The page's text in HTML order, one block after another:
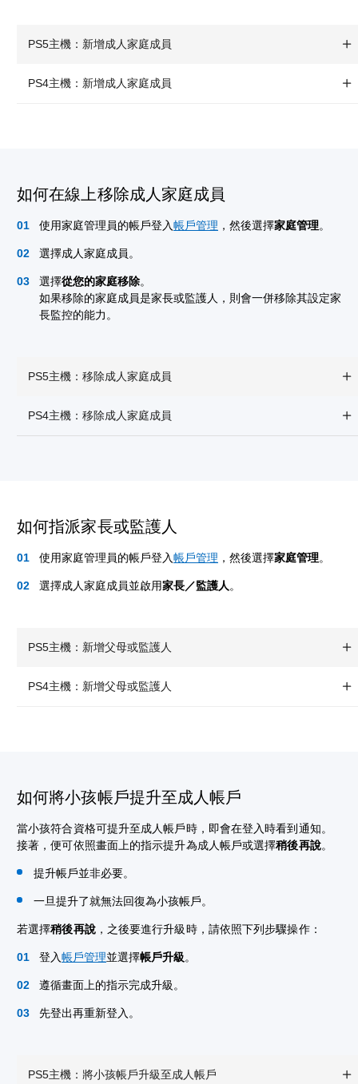
PS5主機：新增成人家庭成員
PS4主機：新增成人家庭成員
如何在線上移除成人家庭成員
使用家庭管理員的帳戶登入帳戶管理 ， 然後選擇家庭管理。
選擇成人家庭成員。
選擇從您的家庭移除。
如果移除的家庭成員是家長或監護人，則會一併移除其設定家
長監控的能力。
PS5主機：移除成人家庭成員
PS4主機：移除成人家庭成員
如何指派家長或監護人
使用家庭管理員的帳戶登入帳戶管理 ，然後選擇家庭管理。
選擇成人家庭成員並啟用家長／監護人 。
PS5主機：新增父母或監護人
PS4主機：新增父母或監護人
如何將小孩帳戶提升至成人帳戶
當小孩符合資格可提升至成人帳戶時，即會在登入時看到通知。
接著，便可依照畫面上的指示提升為成人帳戶或選擇稍後再說。
提升帳戶並非必要。
一旦提升了就無法回復為小孩帳戶。
若選擇稍後再說，之後要進行升級時，請依照下列步驟操作：
登入帳戶管理並選擇帳戶升級。
遵循畫面上的指示完成升級。
先登出再重新登入。
PS5主機：將小孩帳戶升級至成人帳戶